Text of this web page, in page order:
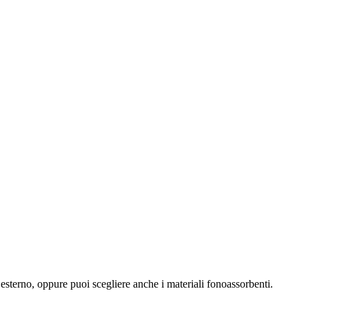
oppure puoi scegliere anche i materiali fonoassorbenti.